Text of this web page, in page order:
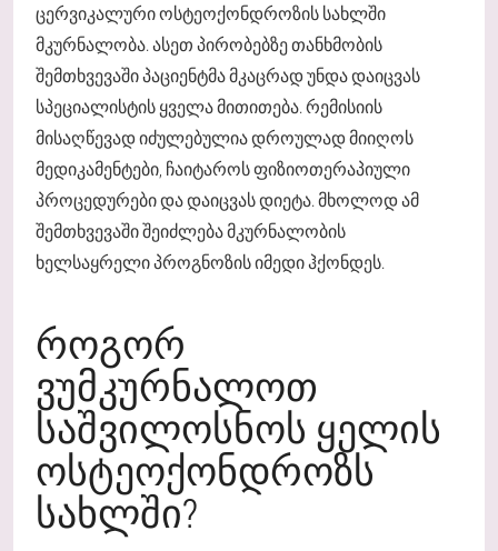
ცერვიკალური ოსტეოქონდროზის სახლში
მკურნალობა. ასეთ პირობებზე თანხმობის
შემთხვევაში პაციენტმა მკაცრად უნდა დაიცვას
სპეციალისტის ყველა მითითება. რემისიის
მისაღწევად იძულებულია დროულად მიიღოს
მედიკამენტები, ჩაიტაროს ფიზიოთერაპიული
პროცედურები და დაიცვას დიეტა. მხოლოდ ამ
შემთხვევაში შეიძლება მკურნალობის
ხელსაყრელი პროგნოზის იმედი ჰქონდეს.
ᲠᲝᲒᲝᲠ
ᲕᲣᲛᲙᲣᲠᲜᲐᲚᲝᲗ
ᲡᲐᲨᲕᲘᲚᲝᲡᲜᲝᲡ ᲧᲔᲚᲘᲡ
ᲝᲡᲢᲔᲝᲥᲝᲜᲓᲠᲝᲖᲡ
ᲡᲐᲮᲚᲨᲘ?